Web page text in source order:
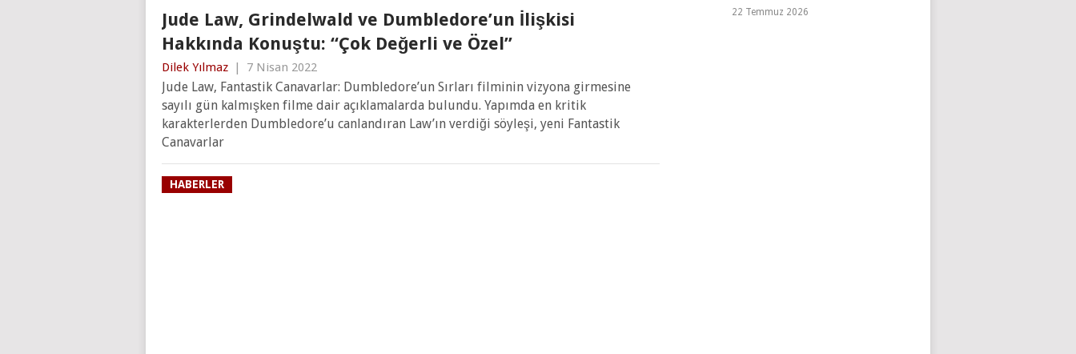
Jude Law, Grindelwald ve Dumbledore’un İlişkisi
Hakkında Konuştu: “Çok Değerli ve Özel”
Dilek Yılmaz | 7 Nisan 2022
Jude Law, Fantastik Canavarlar: Dumbledore’un Sırları filminin vizyona girmesine
sayılı gün kalmışken filme dair açıklamalarda bulundu. Yapımda en kritik
karakterlerden Dumbledore’u canlandıran Law’ın verdiği söyleşi, yeni Fantastik
Canavarlar
HABERLER
22 Temmuz 2026